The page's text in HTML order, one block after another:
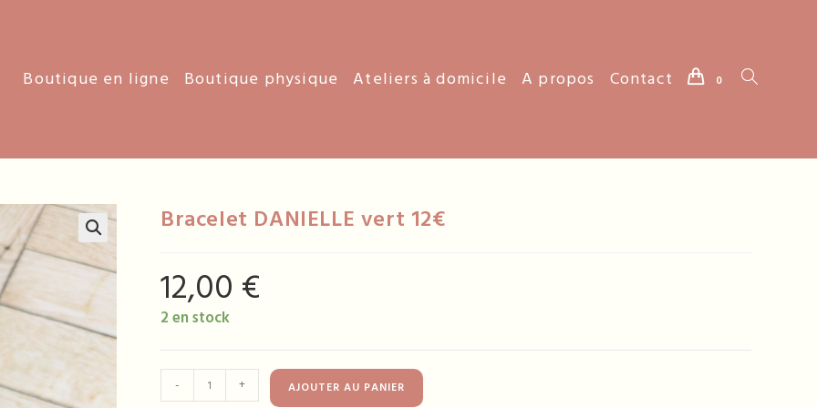
Boutique en ligne Boutique physique Ateliers à domicile A propos Contact 0 Toggle
Bracelet DANIELLE vert 12€
12,00 €
2 en stock
de
- + AJOUTER AU PANIER